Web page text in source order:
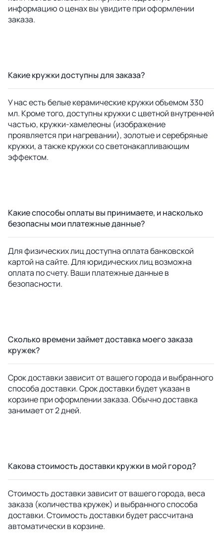
информацию о ценах вы увидите при оформлении
заказа.
Какие кружки доступны для заказа?
У нас есть белые керамические кружки объемом 330
мл. Кроме того, доступны кружки с цветной внутренней
частью, кружки-хамелеоны (изображение
проявляется при нагревании), золотые и серебряные
кружки, а также кружки со светонакапливающим
эффектом.
Какие способы оплаты вы принимаете, и насколько
безопасны мои платежные данные?
Для физических лиц доступна оплата банковской
картой на сайте. Для юридических лиц возможна
оплата по счету. Ваши платежные данные в
безопасности.
Сколько времени займет доставка моего заказа
кружек?
Срок доставки зависит от вашего города и выбранного
способа доставки. Срок доставки будет указан в
корзине при оформлении заказа. Обычно доставка
занимает от 2 дней.
Какова стоимость доставки кружки в мой город?
Стоимость доставки зависит от вашего города, веса
заказа (количества кружек) и выбранного способа
доставки. Стоимость доставки будет рассчитана
автоматически в корзине.